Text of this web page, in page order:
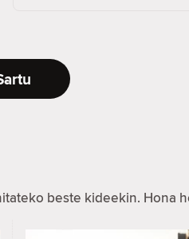
beste kideekin. Hona